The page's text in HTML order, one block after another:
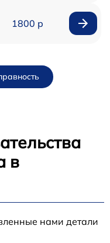
1800 р
в
нами детали